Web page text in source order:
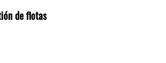
de flotas